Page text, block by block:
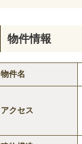
物件情報
物件名
アクセス